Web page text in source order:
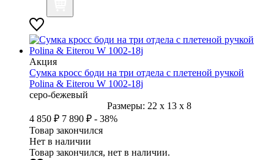
Акция
Сумка кросс боди на три отдела с плетеной ручкой
Polina & Eiterou W 1002-18j
серо-бежевый
Размеры: 22 x 13 x 8
4 850 ₽ 7 890 ₽ - 38%
Товар закончился
Нет в наличии
Товар закончился, нет в наличии.